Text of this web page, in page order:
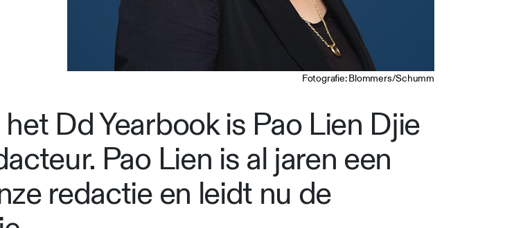
Fotografie: Blommers/Schumm
Dd Yearbook is Pao Lien Djie
Pao Lien is al jaren een
redactie en leidt nu de